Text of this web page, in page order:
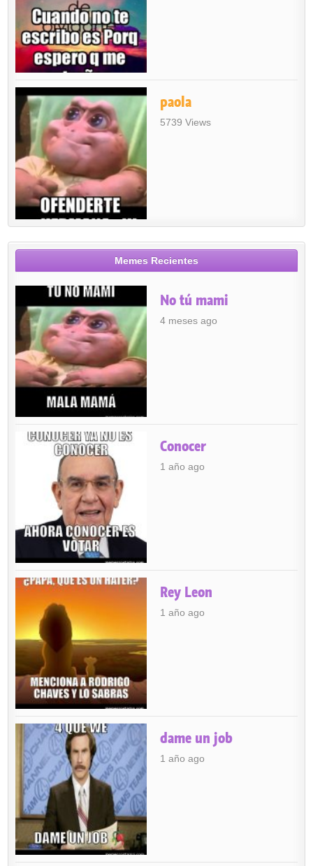
paola
5739 Views
Memes Recientes
No tú mami
4 meses ago
Conocer
1 año ago
Rey Leon
1 año ago
dame un job
1 año ago